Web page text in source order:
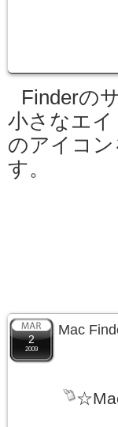
Finderの
小さなエ
のアイコ
す。
2
2009
Mac